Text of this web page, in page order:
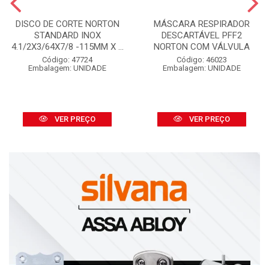
DISCO DE CORTE NORTON
STANDARD INOX
4.1/2X3/64X7/8 -115MM X ...
Código: 47724
Embalagem: UNIDADE
VER PREÇO
MÁSCARA RESPIRADOR
DESCARTÁVEL PFF2
NORTON COM VÁLVULA
Código: 46023
Embalagem: UNIDADE
VER PREÇO